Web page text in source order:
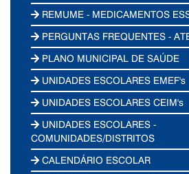
REMUME - MEDICAMENTOS
PERGUNTAS FREQUENTES -
PLANO MUNICIPAL DE SAÚDE
UNIDADES ESCOLARES EMEF's
UNIDADES ESCOLARES CEIM's
UNIDADES ESCOLARES -
COMUNIDADES/DISTRITOS
CALENDÁRIO ESCOLAR